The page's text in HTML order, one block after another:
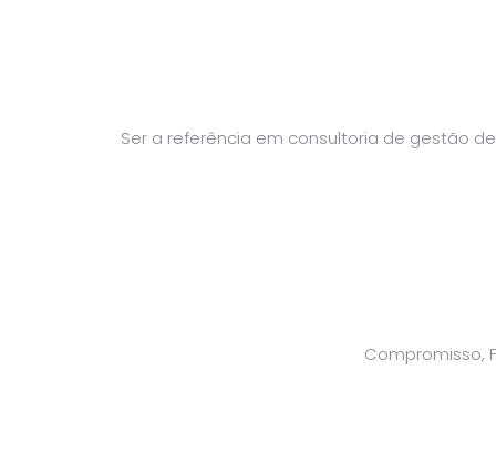
Ser a referência em consultoria de gestão
Compromisso,